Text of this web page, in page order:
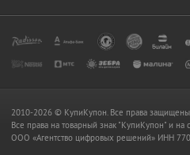
2010-2026 © КупиКупон. Все права защищены.
Все права на товарный знак "КупиКупон" и
OOO «Агентство цифровых решений» ИНН